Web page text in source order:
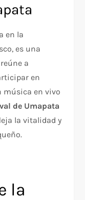
en la
es una
a
en
música en vivo
de Umapata
la vitalidad y
la